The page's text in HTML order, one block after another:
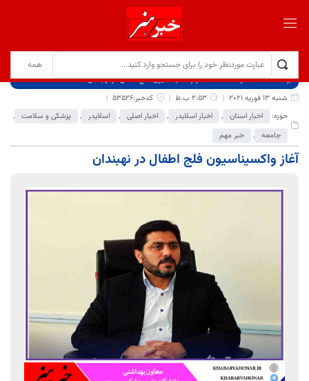
برگ نخست نوشته‌ها
آغاز واکسیناسیون فلج اطفال در نهبندان
شنبه 13 فوریه 2021
2:53 ب.ظ
کدخبر:53526
حوزه:
اخبار استان , اخبار اسلایدر , اخبار اصلی , اسلایدر , پزشکی و سلامت ,
جامعه , خبر مهم
آغاز واکسیناسیون فلج اطفال در نهبندان